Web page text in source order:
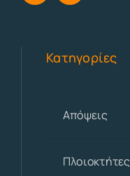
Κατηγορίες
Απόψεις
Πλοιοκτήτες